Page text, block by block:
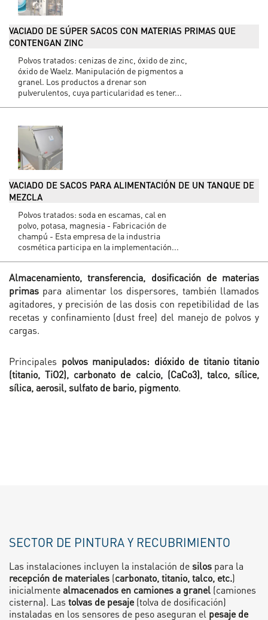
VACIADO DE SÚPER SACOS CON MATERIAS PRIMAS QUE
CONTENGAN ZINC
Polvos tratados: cenizas de zinc, óxido de zinc,
óxido de Waelz. Manipulación de pigmentos a
granel. Los productos a drenar son
pulverulentos, cuya particularidad es tener...
VACIADO DE SACOS PARA ALIMENTACIÓN DE UN TANQUE DE
MEZCLA
Polvos tratados: soda en escamas, cal en
polvo, potasa, magnesia - Fabricación de
champú - Esta empresa de la industria
cosmética participa en la implementación...
Almacenamiento, transferencia, dosificación de materias
primas para alimentar los dispersores, también llamados
agitadores, y precisión de las dosis con repetibilidad de las
recetas y confinamiento (dust free) del manejo de polvos y
cargas.
Principales polvos manipulados: dióxido de titanio titanio
(titanio, TiO2), carbonato de calcio, (CaCo3), talco, sílice,
sílica, aerosil, sulfato de bario, pigmento.
SECTOR DE PINTURA Y RECUBRIMIENTO
Las instalaciones incluyen la instalación desilos para la
recepción de materiales (carbonato, titanio, talco, etc.)
inicialmentealmacenados en camiones a granel (camiones
cisterna). Las tolvas de pesaje(tolva de dosificación)
instaladas en los sensores de peso aseguran el pesaje de